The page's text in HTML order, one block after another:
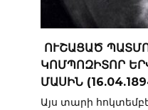
ՈՒՇԱՑԱԾ
ԿՈՄՊՈԶԻՏՈՐ
ՄԱՍԻՆ
Այս տարի